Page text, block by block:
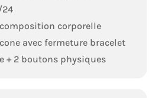
corporelle
avec fermeture bracelet
+ 2 boutons physiques